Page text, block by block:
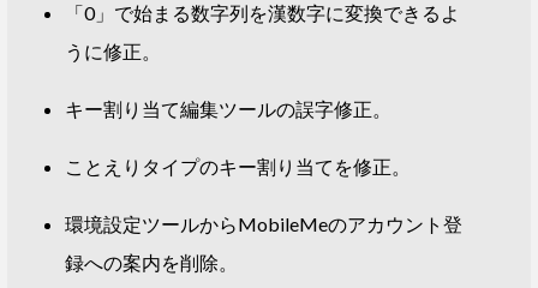
「0」で始まる数字列を漢数字に変換できるよ
うに修正。
キー割り当て編集ツールの誤字修正。
ことえりタイプのキー割り当てを修正。
環境設定ツールからMobileMeのアカウント登
録への案内を削除。